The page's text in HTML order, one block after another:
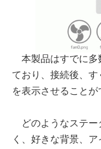
本製品はすでに多
ており、接続後、
を表示させることが
どのようなステー
く、好きな背景、